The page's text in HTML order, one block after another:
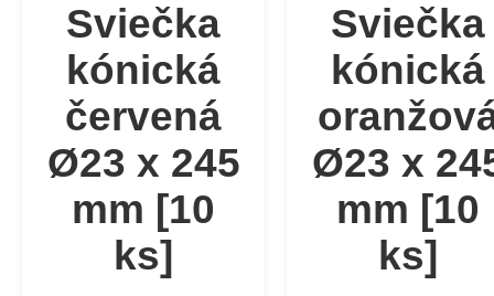
Sviečka
kónická
červená
Ø23 x 245
mm [10
ks]
Sviečka
kónická
Ø23 x
mm [10
ks]